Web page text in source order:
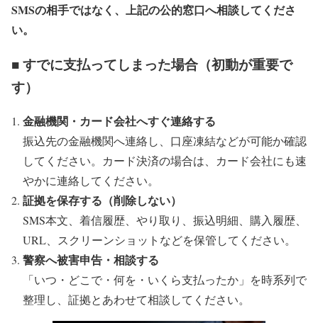
SMSの相手ではなく、上記の公的窓口へ相談してくださ
い。
■ すでに支払ってしまった場合（初動が重要で
す）
金融機関・カード会社へすぐ連絡する
振込先の金融機関へ連絡し、口座凍結などが可能か確認
してください。カード決済の場合は、カード会社にも速
やかに連絡してください。
証拠を保存する（削除しない）
SMS本文、着信履歴、やり取り、振込明細、購入履歴、
URL、スクリーンショットなどを保管してください。
警察へ被害申告・相談する
「いつ・どこで・何を・いくら支払ったか」を時系列で
整理し、証拠とあわせて相談してください。